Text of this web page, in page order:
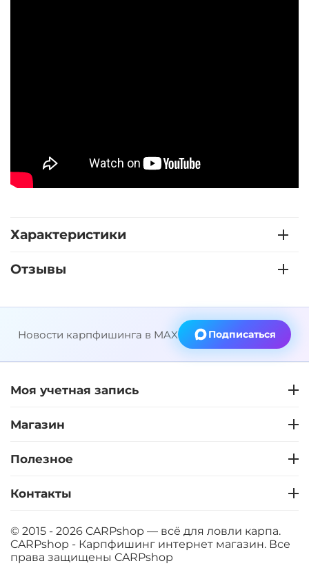
Характеристики
Отзывы
Новости карпфишинга в MAX Подписаться
Моя учетная запись
Магазин
Полезное
Контакты
© 2015 - 2026 CARPshop — всё для ловли карпа.
CARPshop - Карпфишинг интернет магазин. Все
права защищены CARPshop